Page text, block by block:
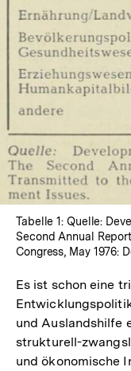
Tabelle 1: Quelle:
Second Annual
Congress, May 1976:
Es ist schon eine
und Auslandshilfe
strukturell-
und ökonomische